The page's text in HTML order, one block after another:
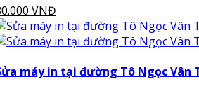
VNĐ
máy in tại đường Tô Ngọc Vân